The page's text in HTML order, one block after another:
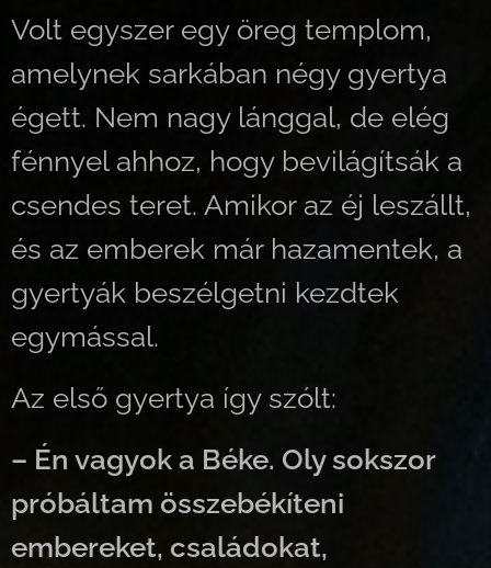
Volt egyszer egy öreg templom,
amelynek sarkában négy gyertya
égett. Nem nagy lánggal, de elég
fénnyel ahhoz, hogy bevilágítsák a
csendes teret. Amikor az éj leszállt,
és az emberek már hazamentek, a
gyertyák beszélgetni kezdtek
egymással.
Az első gyertya így szólt:
– Én vagyok a Béke. Oly sokszor
próbáltam összebékíteni
embereket, családokat,